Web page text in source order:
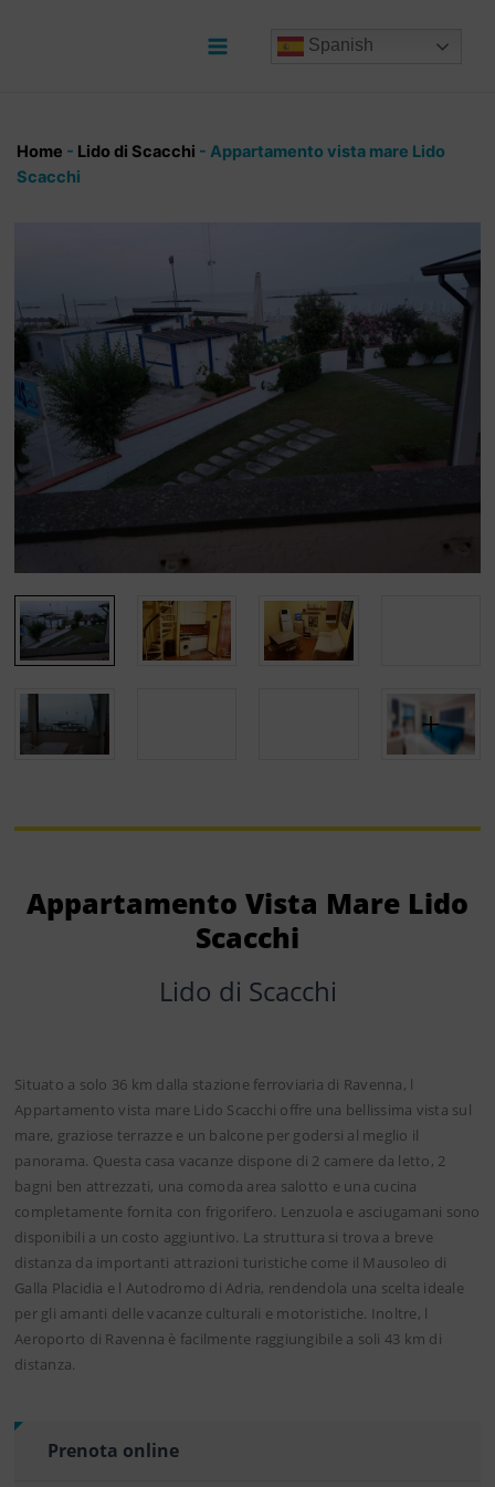
Spanish
Home - Lido di Scacchi - Appartamento vista mare Lido
Scacchi
Appartamento Vista Mare Lido
Scacchi
Lido di Scacchi
Situato a solo 36 km dalla stazione ferroviaria di Ravenna, l
Appartamento vista mare Lido Scacchi offre una bellissima vista sul
mare, graziose terrazze e un balcone per godersi al meglio il
panorama. Questa casa vacanze dispone di 2 camere da letto, 2
bagni ben attrezzati, una comoda area salotto e una cucina
completamente fornita con frigorifero. Lenzuola e asciugamani sono
disponibili a un costo aggiuntivo. La struttura si trova a breve
distanza da importanti attrazioni turistiche come il Mausoleo di
Galla Placidia e l Autodromo di Adria, rendendola una scelta ideale
per gli amanti delle vacanze culturali e motoristiche. Inoltre, l
Aeroporto di Ravenna è facilmente raggiungibile a soli 43 km di
distanza.
Prenota online